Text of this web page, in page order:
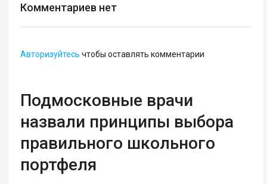
Комментариев нет
Авторизуйтесь чтобы оставлять комментарии
Подмосковные врачи
назвали принципы выбора
правильного школьного
портфеля